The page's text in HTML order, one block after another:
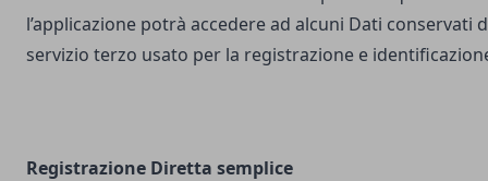
l’applicazione potrà accedere ad alcuni Dati conservati
servizio terzo usato per la registrazione e
Registrazione Diretta semplice